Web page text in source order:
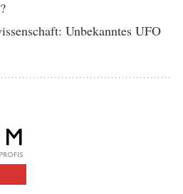
Unbekanntes UFO